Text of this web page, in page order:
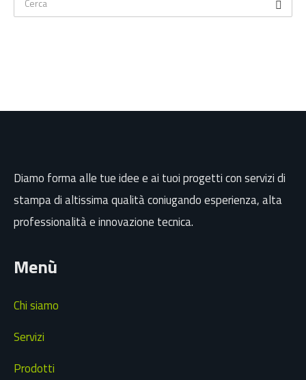
Diamo forma alle tue idee e ai tuoi progetti con servizi di
stampa di altissima qualità coniugando esperienza, alta
professionalità e innovazione tecnica.
Menù
Chi siamo
Servizi
Prodotti